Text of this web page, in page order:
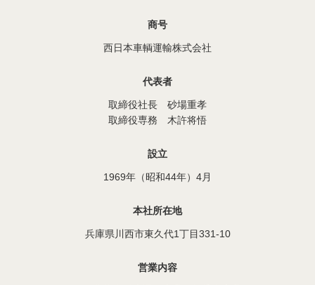
商号
西日本車輌運輸株式会社
代表者
取締役社長 砂場重孝
取締役専務 木許将悟
設立
1969年（昭和44年）4月
本社所在地
兵庫県川西市東久代1丁目331-10
営業内容